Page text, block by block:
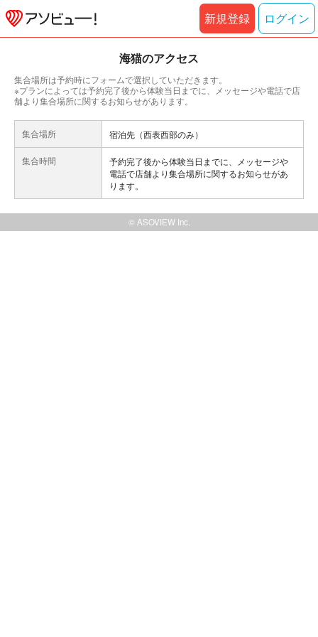
新規登録 ログイン
海猫のアクセス
集合場所は予約時にフォームで選択していただきます。
※プランによっては予約完了後から体験当日までに、メッセージや電話で店
舗より集合場所に関するお知らせがあります。
集合場所 宿泊先（西表西部のみ）
集合時間
予約完了後から体験当日までに、メッセージや
電話で店舗より集合場所に関するお知らせがあ
ります。
© ASOVIEW Inc.